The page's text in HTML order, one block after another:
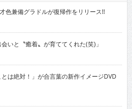
色兼備グラドルが復帰作をリリース!!
いと〝癒着〟が育ててくれた(笑)」
は絶対！」が合言葉の新作イメージDVD